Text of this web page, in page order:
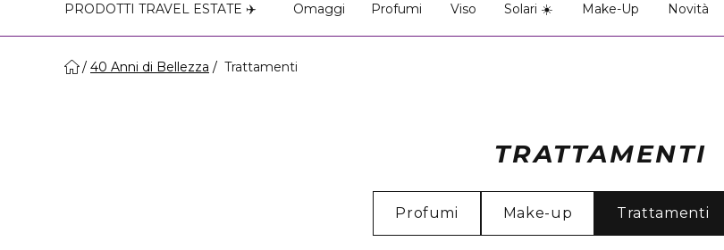
PRODOTTI TRAVEL ESTATE ✈️ Omaggi Profumi Viso Solari ☀️ Make-Up Novità
40 Anni di Bellezza Trattamenti
TRATTAMENTI
Profumi Make-up Trattamenti